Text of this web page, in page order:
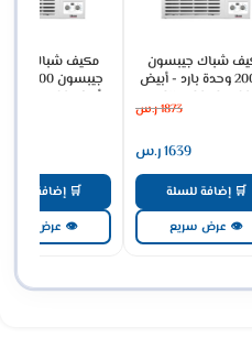
شباك جيبسون
20000 وحدة بارد - أبيض
GWAC24CFA02
1873ر.س
1639ر.س
🛒 إضافة للسلة
👁 عرض سريع
مكيف شباك بارد
أبيض GWAC18HFA02
🛒 إضافة للسلة
👁 عرض سريع